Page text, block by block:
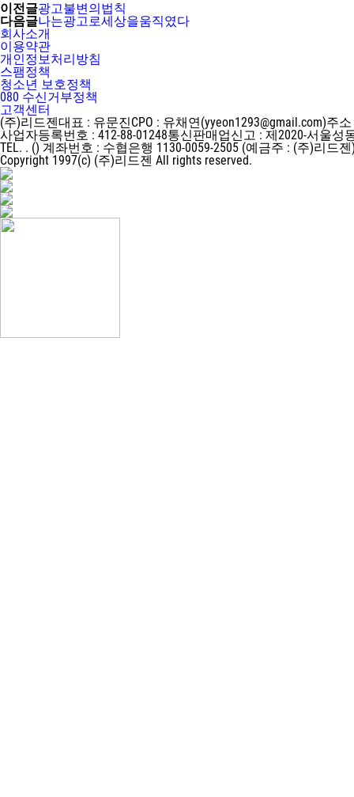
이전글광고불변의법칙
다음글나는광고로세상을움직였다
회사소개
이용약관
개인정보처리방침
스팸정책
청소년 보호정책
080 수신거부정책
고객센터
(주)리드젠대표 : 유문진CPO : 유채연(yyeon1293@gmail.com)주
사업자등록번호 : 412-88-01248통신판매업신고 : 제2020-서울성
TEL. . () 계좌번호 : 수협은행 1130-0059-2505 (예금주 : (주)리드젠
Copyright 1997(c) (주)리드젠 All rights reserved.